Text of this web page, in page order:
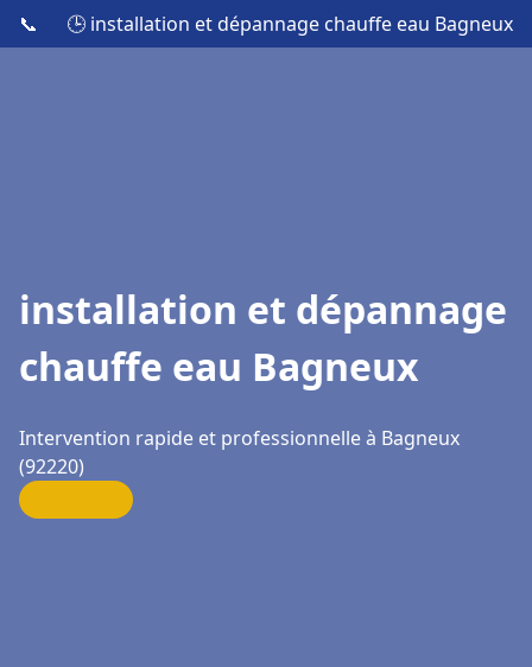
📞 🕒 installation et dépannage chauffe eau Bagneux
installation et dépannage
chauffe eau Bagneux
Intervention rapide et professionnelle à Bagneux
(92220)